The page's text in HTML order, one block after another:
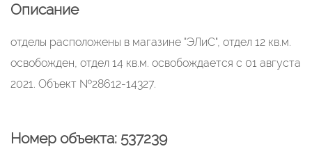
Описание
отделы расположены в магазине "ЭЛиС", отдел 12 кв.м.
освобожден, отдел 14 кв.м. освобождается с 01 августа
2021. Объект №28612-14327.
Номер объекта: 537239